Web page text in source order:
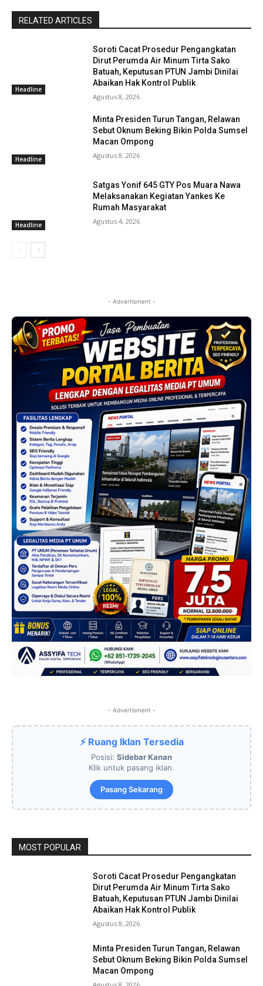
RELATED ARTICLES
Headline
Soroti Cacat Prosedur Pengangkatan
Dirut Perumda Air Minum Tirta Sako
Batuah, Keputusan PTUN Jambi Dinilai
Abaikan Hak Kontrol Publik
Agustus 8, 2026
Headline
Minta Presiden Turun Tangan, Relawan
Sebut Oknum Beking Bikin Polda Sumsel
Macan Ompong
Agustus 8, 2026
Headline
Satgas Yonif 645 GTY Pos Muara Nawa
Melaksanakan Kegiatan Yankes Ke
Rumah Masyarakat
Agustus 4, 2026
- Advertisment -
- Advertisment -
⚡ Ruang Iklan Tersedia
Posisi: Sidebar Kanan
Klik untuk pasang iklan.
Pasang Sekarang
MOST POPULAR
Soroti Cacat Prosedur Pengangkatan
Dirut Perumda Air Minum Tirta Sako
Batuah, Keputusan PTUN Jambi Dinilai
Abaikan Hak Kontrol Publik
Agustus 8, 2026
Minta Presiden Turun Tangan, Relawan
Sebut Oknum Beking Bikin Polda Sumsel
Macan Ompong